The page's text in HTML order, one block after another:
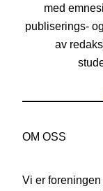
med
publiserings-
av
OM OSS
Vi er